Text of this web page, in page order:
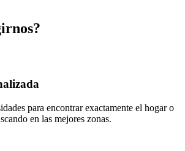
para encontrar exactamente el hogar o
en las mejores zonas.